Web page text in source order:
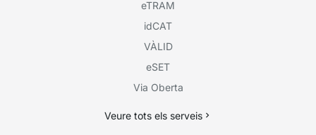
eTRAM
idCAT
VÀLID
eSET
Via Oberta
Veure tots els serveis